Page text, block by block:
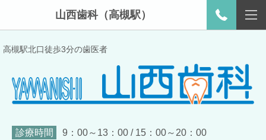
山西歯科（高槻駅）
高槻駅北口徒歩3分の歯医者
診療時間 9：00～13：00 / 15：00～20：00